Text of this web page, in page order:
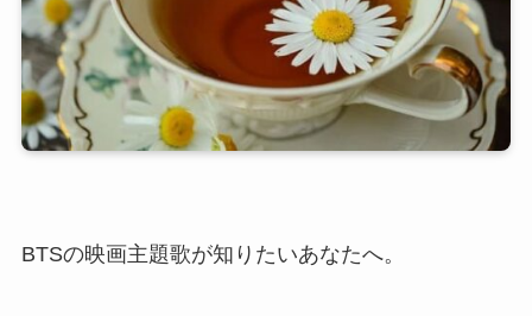
BTSの映画主題歌が知りたいあなたへ。